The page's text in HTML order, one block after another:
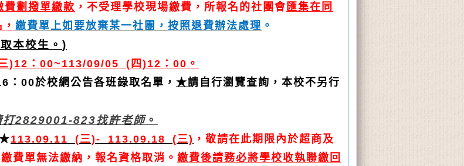
費劃撥單繳款 ，不受理學校現場繳費，所報名的社團會 匯集在同
繳費單上如要放棄某一社團，按照退費辦法處理 。
本校生。 )
)12：00~113/09/05 (四)12：00。
00於校網公告各班錄取名單， ★請自行瀏覽查詢，本校不另行
打2829001-823找許老師。
★113.09.11 (三)- 113.09.18 (三) ，敬請在此期限內於超商及
費單無法繳納，報名資格取消。 繳費後請務必將學校收執聯繳回